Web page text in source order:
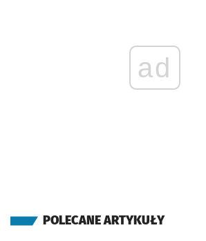
ad
POLECANE ARTYKUŁY